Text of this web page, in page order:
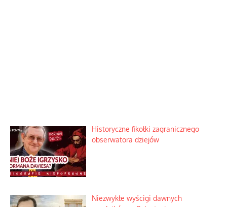
Historyczne fikołki zagranicznego
obserwatora dziejów
Niezwykłe wyścigi dawnych